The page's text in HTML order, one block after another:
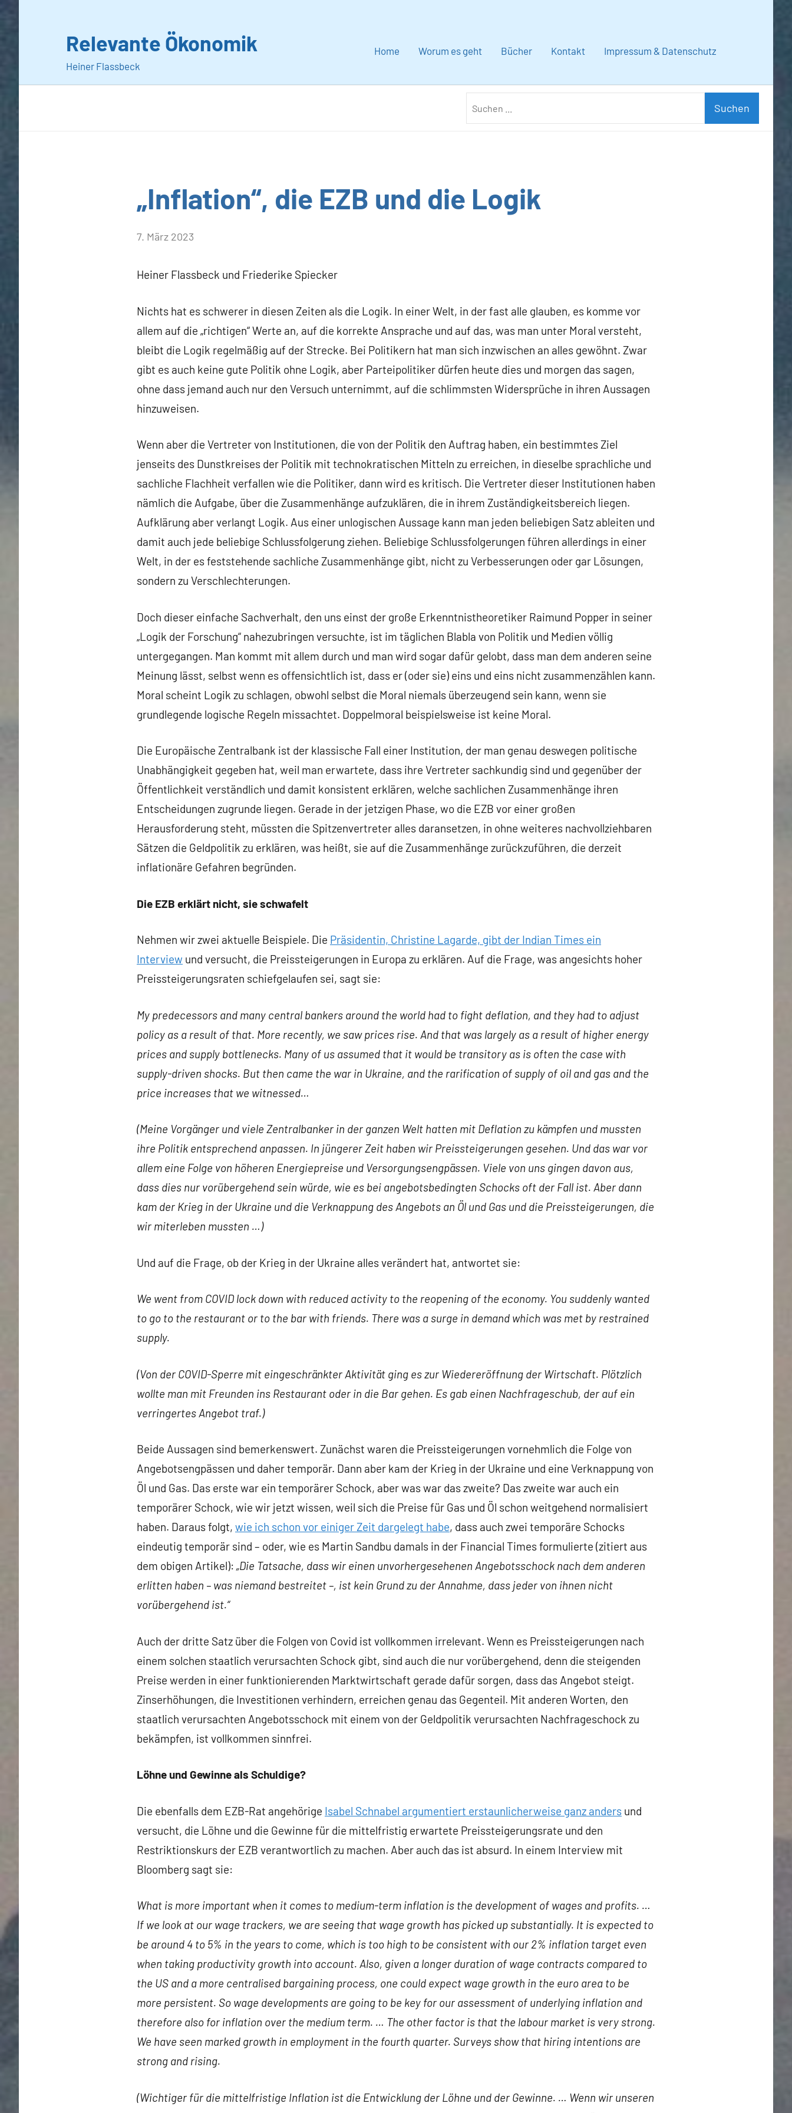
Relevante Ökonomik
Heiner Flassbeck
Home Worum es geht Bücher Kontakt Impressum & Datenschutz
Suchen
Allgemein
„Inflation“, die EZB und die Logik
von
Flassbeck
7. März 2023
Heiner Flassbeck und Friederike Spiecker
Nichts hat es schwerer in diesen Zeiten als die Logik. In einer Welt, in der fast alle glauben, es komme vor
allem auf die „richtigen“ Werte an, auf die korrekte Ansprache und auf das, was man unter Moral versteht,
bleibt die Logik regelmäßig auf der Strecke. Bei Politikern hat man sich inzwischen an alles gewöhnt. Zwar
gibt es auch keine gute Politik ohne Logik, aber Parteipolitiker dürfen heute dies und morgen das sagen,
ohne dass jemand auch nur den Versuch unternimmt, auf die schlimmsten Widersprüche in ihren Aussagen
hinzuweisen.
Wenn aber die Vertreter von Institutionen, die von der Politik den Auftrag haben, ein bestimmtes Ziel
jenseits des Dunstkreises der Politik mit technokratischen Mitteln zu erreichen, in dieselbe sprachliche und
sachliche Flachheit verfallen wie die Politiker, dann wird es kritisch. Die Vertreter dieser Institutionen haben
nämlich die Aufgabe, über die Zusammenhänge aufzuklären, die in ihrem Zuständigkeitsbereich liegen.
Aufklärung aber verlangt Logik. Aus einer unlogischen Aussage kann man jeden beliebigen Satz ableiten und
damit auch jede beliebige Schlussfolgerung ziehen. Beliebige Schlussfolgerungen führen allerdings in einer
Welt, in der es feststehende sachliche Zusammenhänge gibt, nicht zu Verbesserungen oder gar Lösungen,
sondern zu Verschlechterungen.
Doch dieser einfache Sachverhalt, den uns einst der große Erkenntnistheoretiker Raimund Popper in seiner
„Logik der Forschung“ nahezubringen versuchte, ist im täglichen Blabla von Politik und Medien völlig
untergegangen. Man kommt mit allem durch und man wird sogar dafür gelobt, dass man dem anderen seine
Meinung lässt, selbst wenn es offensichtlich ist, dass er (oder sie) eins und eins nicht zusammenzählen kann.
Moral scheint Logik zu schlagen, obwohl selbst die Moral niemals überzeugend sein kann, wenn sie
grundlegende logische Regeln missachtet. Doppelmoral beispielsweise ist keine Moral.
Die Europäische Zentralbank ist der klassische Fall einer Institution, der man genau deswegen politische
Unabhängigkeit gegeben hat, weil man erwartete, dass ihre Vertreter sachkundig sind und gegenüber der
Öffentlichkeit verständlich und damit konsistent erklären, welche sachlichen Zusammenhänge ihren
Entscheidungen zugrunde liegen. Gerade in der jetzigen Phase, wo die EZB vor einer großen
Herausforderung steht, müssten die Spitzenvertreter alles daransetzen, in ohne weiteres nachvollziehbaren
Sätzen die Geldpolitik zu erklären, was heißt, sie auf die Zusammenhänge zurückzuführen, die derzeit
inflationäre Gefahren begründen.
Die EZB erklärt nicht, sie schwafelt
Nehmen wir zwei aktuelle Beispiele. Die Präsidentin, Christine Lagarde, gibt der Indian Times ein
Interview und versucht, die Preissteigerungen in Europa zu erklären. Auf die Frage, was angesichts hoher
Preissteigerungsraten schiefgelaufen sei, sagt sie:
My predecessors and many central bankers around the world had to fight deflation, and they had to adjust
policy as a result of that. More recently, we saw prices rise. And that was largely as a result of higher energy
prices and supply bottlenecks. Many of us assumed that it would be transitory as is often the case with
supply-driven shocks. But then came the war in Ukraine, and the rarification of supply of oil and gas and the
price increases that we witnessed…
(Meine Vorgänger und viele Zentralbanker in der ganzen Welt hatten mit Deflation zu kämpfen und mussten
ihre Politik entsprechend anpassen. In jüngerer Zeit haben wir Preissteigerungen gesehen. Und das war vor
allem eine Folge von höheren Energiepreise und Versorgungsengpässen. Viele von uns gingen davon aus,
dass dies nur vorübergehend sein würde, wie es bei angebotsbedingten Schocks oft der Fall ist. Aber dann
kam der Krieg in der Ukraine und die Verknappung des Angebots an Öl und Gas und die Preissteigerungen, die
wir miterleben mussten …)
Und auf die Frage, ob der Krieg in der Ukraine alles verändert hat, antwortet sie:
We went from COVID lock down with reduced activity to the reopening of the economy. You suddenly wanted
to go to the restaurant or to the bar with friends. There was a surge in demand which was met by restrained
supply.
(Von der COVID-Sperre mit eingeschränkter Aktivität ging es zur Wiedereröffnung der Wirtschaft. Plötzlich
wollte man mit Freunden ins Restaurant oder in die Bar gehen. Es gab einen Nachfrageschub, der auf ein
verringertes Angebot traf.)
Beide Aussagen sind bemerkenswert. Zunächst waren die Preissteigerungen vornehmlich die Folge von
Angebotsengpässen und daher temporär. Dann aber kam der Krieg in der Ukraine und eine Verknappung von
Öl und Gas. Das erste war ein temporärer Schock, aber was war das zweite? Das zweite war auch ein
temporärer Schock, wie wir jetzt wissen, weil sich die Preise für Gas und Öl schon weitgehend normalisiert
haben. Daraus folgt, wie ich schon vor einiger Zeit dargelegt habe, dass auch zwei temporäre Schocks
eindeutig temporär sind – oder, wie es Martin Sandbu damals in der Financial Times formulierte (zitiert aus
dem obigen Artikel): „Die Tatsache, dass wir einen unvorhergesehenen Angebotsschock nach dem anderen
erlitten haben – was niemand bestreitet –, ist kein Grund zu der Annahme, dass jeder von ihnen nicht
vorübergehend ist.“
Auch der dritte Satz über die Folgen von Covid ist vollkommen irrelevant. Wenn es Preissteigerungen nach
einem solchen staatlich verursachten Schock gibt, sind auch die nur vorübergehend, denn die steigenden
Preise werden in einer funktionierenden Marktwirtschaft gerade dafür sorgen, dass das Angebot steigt.
Zinserhöhungen, die Investitionen verhindern, erreichen genau das Gegenteil. Mit anderen Worten, den
staatlich verursachten Angebotsschock mit einem von der Geldpolitik verursachten Nachfrageschock zu
bekämpfen, ist vollkommen sinnfrei.
Löhne und Gewinne als Schuldige?
Die ebenfalls dem EZB-Rat angehörige Isabel Schnabel argumentiert erstaunlicherweise ganz anders und
versucht, die Löhne und die Gewinne für die mittelfristig erwartete Preissteigerungsrate und den
Restriktionskurs der EZB verantwortlich zu machen. Aber auch das ist absurd. In einem Interview mit
Bloomberg sagt sie:
What is more important when it comes to medium-term inflation is the development of wages and profits. …
If we look at our wage trackers, we are seeing that wage growth has picked up substantially. It is expected to
be around 4 to 5% in the years to come, which is too high to be consistent with our 2% inflation target even
when taking productivity growth into account. Also, given a longer duration of wage contracts compared to
the US and a more centralised bargaining process, one could expect wage growth in the euro area to be
more persistent. So wage developments are going to be key for our assessment of underlying inflation and
therefore also for inflation over the medium term. … The other factor is that the labour market is very strong.
We have seen marked growth in employment in the fourth quarter. Surveys show that hiring intentions are
strong and rising.
(Wichtiger für die mittelfristige Inflation ist die Entwicklung der Löhne und der Gewinne. … Wenn wir unseren